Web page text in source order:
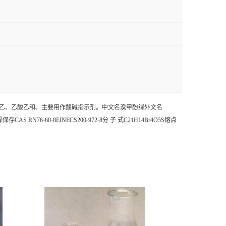
、乙酸乙和。主要用作酸碱指示剂。中文名溴甲酚绿外文名
CAS RN76-60-8EINECS200-972-8分 子 式C21H14Br4O5S熔点